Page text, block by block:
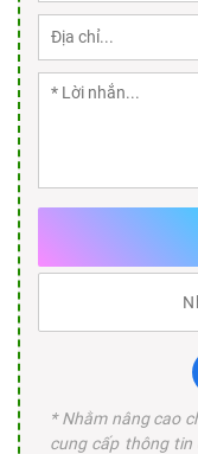
* Nhằm nâng cao
cung cấp thông tin